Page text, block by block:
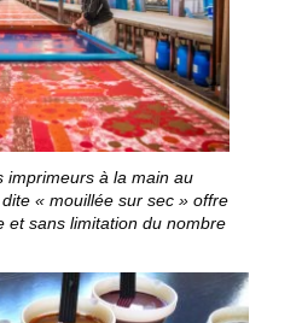
imprimeurs à la main au
« mouillée sur sec » offre
et sans limitation du nombre